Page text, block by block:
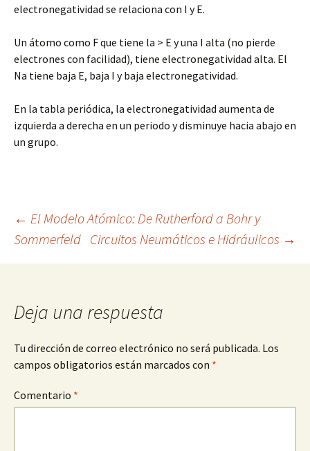
electronegatividad se relaciona con I y E.
Un átomo como F que tiene la > E y una I alta (no pierde
electrones con facilidad), tiene electronegatividad alta. El
Na tiene baja E, baja I y baja electronegatividad.
En la tabla periódica, la electronegatividad aumenta de
izquierda a derecha en un periodo y disminuye hacia abajo en
un grupo.
Navegación
de
entradas
← El Modelo Atómico: De Rutherford a Bohr y
Sommerfeld Circuitos Neumáticos e Hidráulicos →
Deja una respuesta
Tu dirección de correo electrónico no será publicada. Los
campos obligatorios están marcados con *
Comentario *